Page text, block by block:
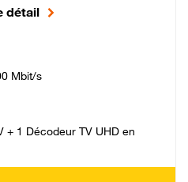
détail
Mbit/s
+ 1 Décodeur TV UHD en